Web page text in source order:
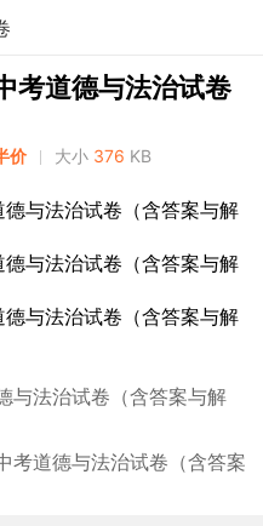
考道德与法治试卷
价 大小 376 KB
与法治试卷（含答案与解
考道德与法治试卷（含答案